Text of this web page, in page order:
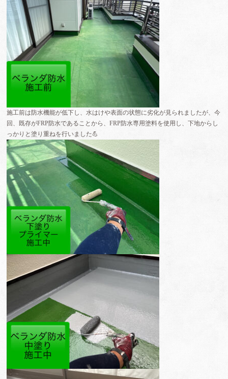
施工前は防水機能が低下し、水はけや表面の状態に劣化が見られましたが、 今
回、既存がFRP防水であることから、FRP防水専用塗料を使用し、下地からし
っかりと塗り重ねを行いました💪